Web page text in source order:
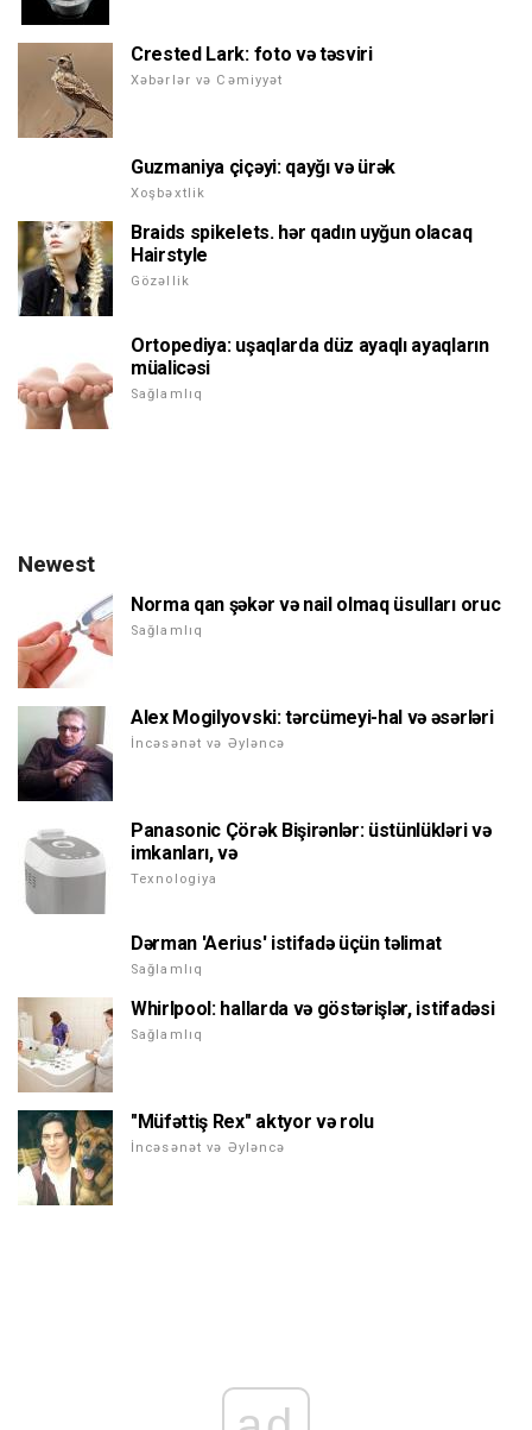
Crested Lark: foto və təsviri
Xəbərlər və Cəmiyyət
Guzmaniya çiçəyi: qayğı və ürək
Xoşbəxtlik
Braids spikelets. hər qadın uyğun olacaq
Hairstyle
Gözəllik
Ortopediya: uşaqlarda düz ayaqlı ayaqların
müalicəsi
Sağlamlıq
Newest
Norma qan şəkər və nail olmaq üsulları oruc
Sağlamlıq
Alex Mogilyovski: tərcümeyi-hal və əsərləri
İncəsənət və Əyləncə
Panasonic Çörək Bişirənlər: üstünlükləri və
imkanları, və
Texnologiya
Dərman 'Aerius' istifadə üçün təlimat
Sağlamlıq
Whirlpool: hallarda və göstərişlər, istifadəsi
Sağlamlıq
"Müfəttiş Rex" aktyor və rolu
İncəsənət və Əyləncə